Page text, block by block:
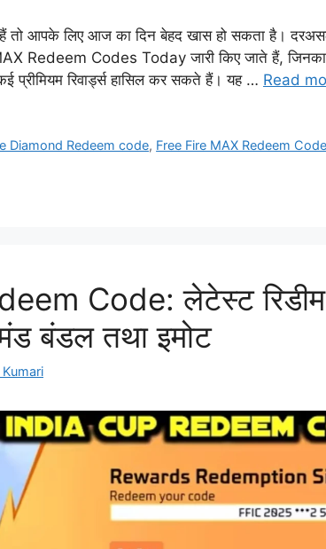
आपके लिए आज का दिन बेहद खास हो सकता है।
Redeem Codes Today जारी किए जाते हैं, जिनका
प्रीमियम रिवार्ड्स हासिल कर सकते हैं। यह … Read
Diamond Redeem code, Free Fire MAX Redeem
Code: लेटेस्ट
बंडल तथा इमोट
Kumari